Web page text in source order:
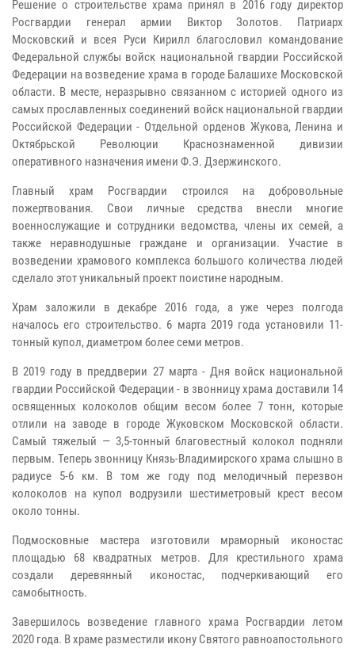
Решение о строительстве храма принял в 2016 году директор
Росгвардии генерал армии Виктор Золотов. Патриарх
Московский и всея Руси Кирилл благословил командование
Федеральной службы войск национальной гвардии Российской
Федерации на возведение храма в городе Балашихе Московской
области. В месте, неразрывно связанном с историей одного из
самых прославленных соединений войск национальной гвардии
Российской Федерации - Отдельной орденов Жукова, Ленина и
Октябрьской Революции Краснознаменной дивизии
оперативного назначения имени Ф.Э. Дзержинского.
Главный храм Росгвардии строился на добровольные
пожертвования. Свои личные средства внесли многие
военнослужащие и сотрудники ведомства, члены их семей, а
также неравнодушные граждане и организации. Участие в
возведении храмового комплекса большого количества людей
сделало этот уникальный проект поистине народным.
Храм заложили в декабре 2016 года, а уже через полгода
началось его строительство. 6 марта 2019 года установили 11-
тонный купол, диаметром более семи метров.
В 2019 году в преддверии 27 марта - Дня войск национальной
гвардии Российской Федерации - в звонницу храма доставили 14
освященных колоколов общим весом более 7 тонн, которые
отлили на заводе в городе Жуковском Московской области.
Самый тяжелый — 3,5-тонный благовестный колокол подняли
первым. Теперь звонницу Князь-Владимирского храма слышно в
радиусе 5-6 км. В том же году под мелодичный перезвон
колоколов на купол водрузили шестиметровый крест весом
около тонны.
Подмосковные мастера изготовили мраморный иконостас
площадью 68 квадратных метров. Для крестильного храма
создали деревянный иконостас, подчеркивающий его
самобытность.
Завершилось возведение главного храма Росгвардии летом
2020 года. В храме разместили икону Святого равноапостольного